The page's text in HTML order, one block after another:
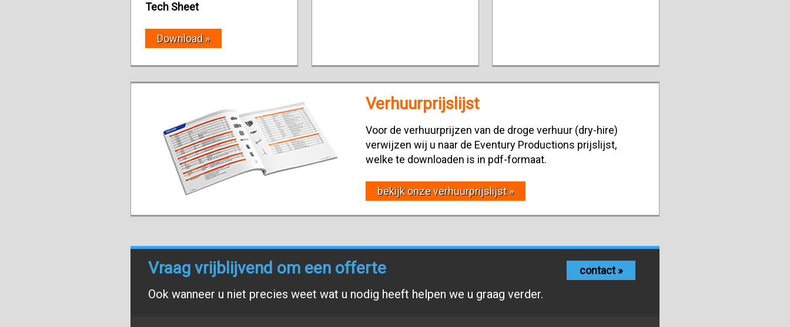
Tech Sheet
Download »
Verhuurprijslijst
Voor de verhuurprijzen van de droge verhuur (dry-hire)
verwijzen wij u naar de Eventury Productions prijslijst,
welke te downloaden is in pdf-formaat.
bekijk onze verhuurprijslijst »
Vraag vrijblijvend om een offerte
Ook wanneer u niet precies weet wat u nodig heeft helpen we u graag verder.
contact »